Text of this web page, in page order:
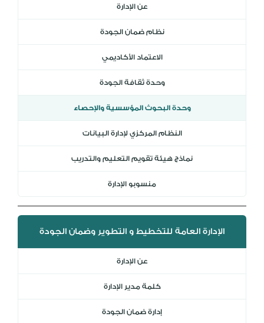
نظام التقييم السنوي
عن الإدارة
نظام ضمان الجودة
الاعتماد الأكاديمي
وحدة ثقافة الجودة
وحدة البحوث المؤسسية والإحصاء
النظام المركزي لإدارة البيانات
نماذج هيئة تقويم التعليم والتدريب
منسوبو الإدارة
الإدارة العامة للتخطيط و التطوير وضمان الجودة
عن الإدارة
كلمة مدير الإدارة
إدارة ضمان الجودة